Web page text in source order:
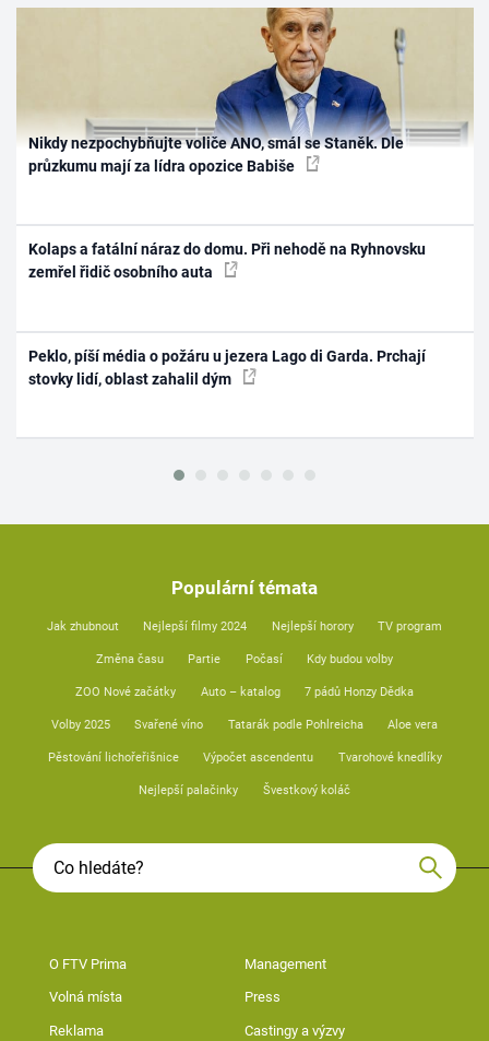
Nikdy nezpochybňujte voliče ANO, smál se Staněk. Dle
průzkumu mají za lídra opozice Babiše
Kolaps a fatální náraz do domu. Při nehodě na Ryhnovsku
zemřel řidič osobního auta
Peklo, píší média o požáru u jezera Lago di Garda. Prchají
stovky lidí, oblast zahalil dým
Populární témata
Jak zhubnout Nejlepší filmy 2024 Nejlepší horory TV program
Změna času Partie Počasí Kdy budou volby
ZOO Nové začátky Auto – katalog 7 pádů Honzy Dědka
Volby 2025 Svařené víno Tatarák podle Pohlreicha Aloe vera
Pěstování lichořeřišnice Výpočet ascendentu Tvarohové knedlíky
Nejlepší palačinky Švestkový koláč
O FTV Prima Management
Volná místa Press
Reklama Castingy a výzvy